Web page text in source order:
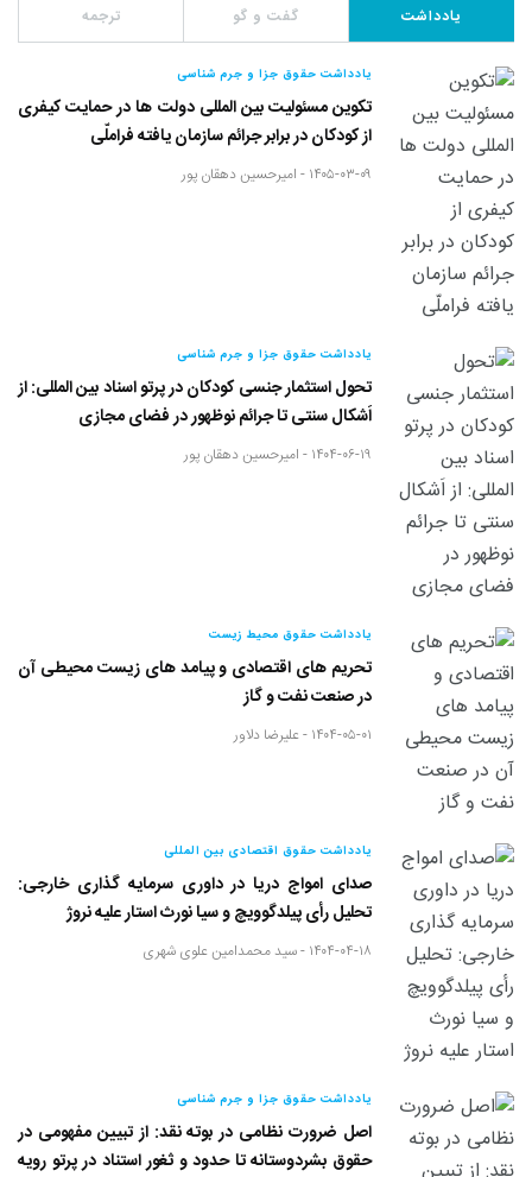
یادداشت گفت و گو ترجمه
یادداشت حقوق جزا و جرم شناسی
تکوین مسئولیت بین المللی دولت ها در حمایت کیفری
از کودکان در برابر جرائم سازمان یافته فراملّی
۱۴۰۵-۰۳-۰۹ - امیرحسین دهقان پور
یادداشت حقوق جزا و جرم شناسی
تحول استثمار جنسی کودکان در پرتو اسناد بین المللی: از
اَشکال سنتی تا جرائم نوظهور در فضای مجازی
۱۴۰۴-۰۶-۱۹ - امیرحسین دهقان پور
یادداشت حقوق محیط زیست
تحریم های اقتصادی و پیامد های زیست محیطی آن
در صنعت نفت و گاز
۱۴۰۴-۰۵-۰۱ - علیرضا دلاور
یادداشت حقوق اقتصادی بین المللی
صدای امواج دریا در داوری سرمایه گذاری خارجی:
تحلیل رأی پیلدگوویچ و سیا نورث استار علیه نروژ
۱۴۰۴-۰۴-۱۸ - سید محمدامین علوی شهری
یادداشت حقوق جزا و جرم شناسی
اصل ضرورت نظامی در بوته نقد: از تبیین مفهومی در
حقوق بشردوستانه تا حدود و ثغور استناد در پرتو رویه